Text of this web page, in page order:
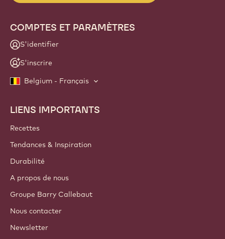
COMPTES ET PARAMÈTRES
S'identifier
S'inscrire
Belgium - Français
Footer
Callebaut
LIENS IMPORTANTS
Recettes
Tendances & Inspiration
Durabilité
A propos de nous
Groupe Barry Callebaut
Nous contacter
Newsletter